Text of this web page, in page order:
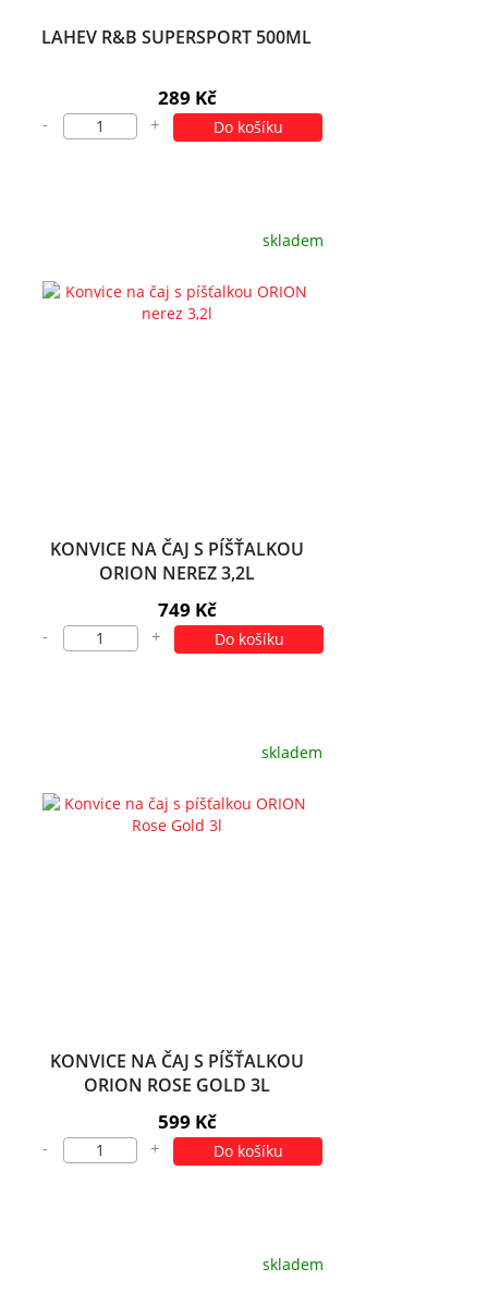
LAHEV R&B SUPERSPORT 500ML
289 Kč
- + Do košíku
skladem
KONVICE NA ČAJ S PÍŠŤALKOU
ORION NEREZ 3,2L
749 Kč
- + Do košíku
skladem
KONVICE NA ČAJ S PÍŠŤALKOU
ORION ROSE GOLD 3L
599 Kč
- + Do košíku
skladem